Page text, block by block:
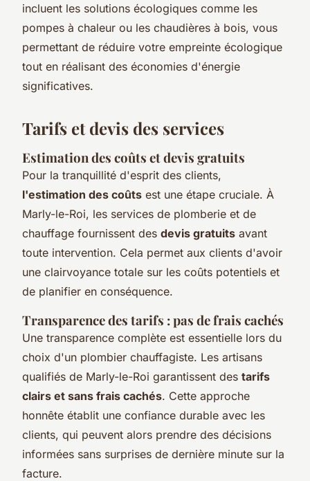
incluent les solutions écologiques comme les
pompes à chaleur ou les chaudières à bois, vous
permettant de réduire votre empreinte écologique
tout en réalisant des économies d'énergie
significatives.
Tarifs et devis des services
Estimation des coûts et devis gratuits
Pour la tranquillité d'esprit des clients,
l'estimation des coûts est une étape cruciale. À
Marly-le-Roi, les services de plomberie et de
chauffage fournissent des devis gratuits avant
toute intervention. Cela permet aux clients d'avoir
une clairvoyance totale sur les coûts potentiels et
de planifier en conséquence.
Transparence des tarifs : pas de frais cachés
Une transparence complète est essentielle lors du
choix d'un plombier chauffagiste. Les artisans
qualifiés de Marly-le-Roi garantissent des tarifs
clairs et sans frais cachés. Cette approche
honnête établit une confiance durable avec les
clients, qui peuvent alors prendre des décisions
informées sans surprises de dernière minute sur la
facture.